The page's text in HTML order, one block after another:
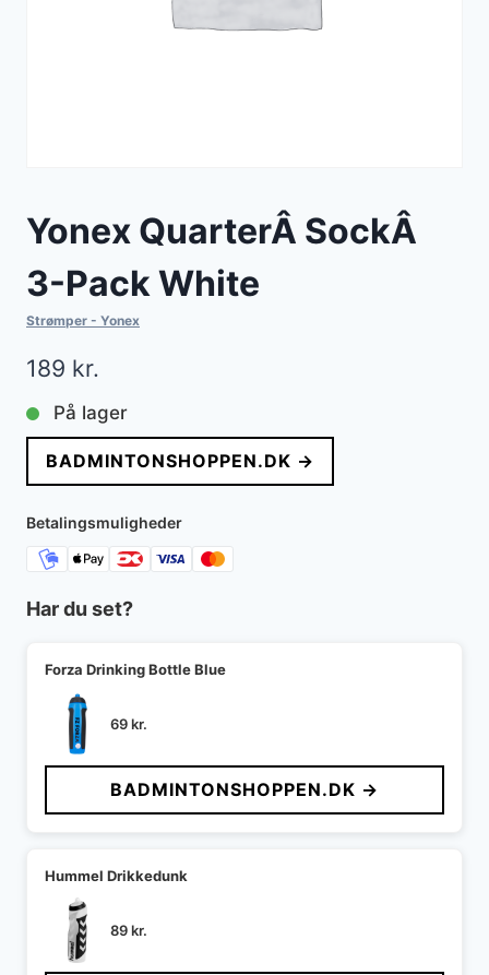
Yonex QuarterÂ SockÂ
3-Pack White
Strømper - Yonex
189 kr.
På lager
BADMINTONSHOPPEN.DK →
Betalingsmuligheder
Har du set?
Forza Drinking Bottle Blue
69kr.
BADMINTONSHOPPEN.DK →
Hummel Drikkedunk
89kr.